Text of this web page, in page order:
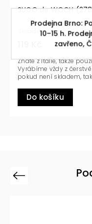
Prodejna Brno:
10–15 h.
zavřeno,
de WOCH (278ml)
košíku
Itálie, takže použijete na
vždy z čerstvě dozrálé
skladem, tak čekáme na
Previous